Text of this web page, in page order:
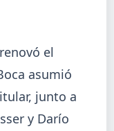
bajó a 40,8%,
el
asumió
junto a
y Darío